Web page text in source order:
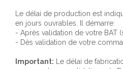
Le délai de production est
en jours ouvrables. Il démarre:
- Après validation de votre BAT
- Dès validation de votre
Important: Le délai de